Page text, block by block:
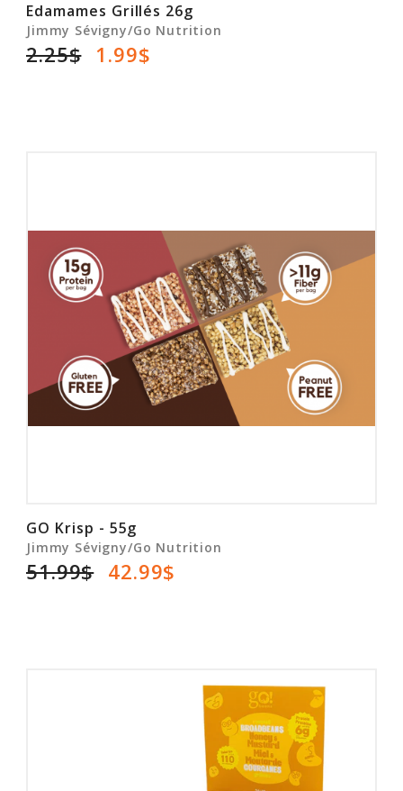
Edamames Grillés 26g
Jimmy Sévigny/Go Nutrition
2.25$ 1.99$
GO Krisp - 55g
Jimmy Sévigny/Go Nutrition
51.99$ 42.99$